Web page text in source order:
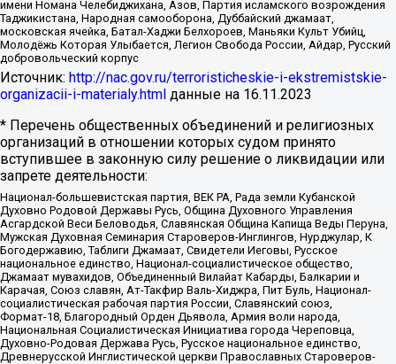
имени Номана Челебиджихана, Азов, Партия исламского возрождения
Таджикистана, Народная самооборона, Дуббайский джамаат,
московская ячейка, Батал-Хаджи Белхороев, Маньяки Культ Убийц,
Молодёжь Которая Улыбается, Легион Свобода России, Айдар, Русский
добровольческий корпус
Источник: http://nac.gov.ru/terroristicheskie-i-ekstremistskie-
organizacii-i-materialy.html данные на 16.11.2023
* Перечень общественных объединений и религиозных
организаций в отношении которых судом принято
вступившее в законную силу решение о ликвидации или
запрете деятельности:
Национал-большевистская партия, ВЕК РА, Рада земли Кубанской
Духовно Родовой Державы Русь, Община Духовного Управления
Асгардской Веси Беловодья, Славянская Община Капища Веды Перуна,
Мужская Духовная Семинария Староверов-Инглингов, Нурджулар, К
Богодержавию, Таблиги Джамаат, Свидетели Иеговы, Русское
национальное единство, Национал-социалистическое общество,
Джамаат мувахидов, Объединенный Вилайат Кабарды, Балкарии и
Карачая, Союз славян, Ат-Такфир Валь-Хиджра, Пит Буль, Национал-
социалистическая рабочая партия России, Славянский союз,
Формат-18, Благородный Орден Дьявола, Армия воли народа,
Национальная Социалистическая Инициатива города Череповца,
Духовно-Родовая Держава Русь, Русское национальное единство,
Древнерусской Инглистической церкви Православных Староверов-